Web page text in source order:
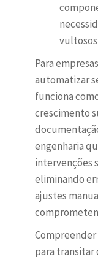
Para
automatizar
funciona
crescimento
engenharia
intervenções
eliminando
ajustes
para transitar